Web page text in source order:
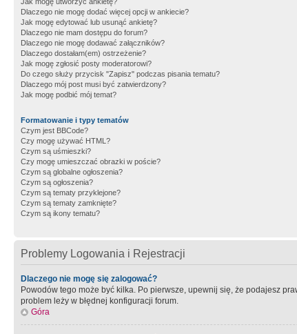
Dlaczego nie mogę dodać więcej opcji w ankiecie?
Jak mogę edytować lub usunąć ankietę?
Dlaczego nie mam dostępu do forum?
Dlaczego nie mogę dodawać załączników?
Dlaczego dostałam(em) ostrzeżenie?
Jak mogę zgłosić posty moderatorowi?
Do czego służy przycisk "Zapisz" podczas pisania tematu?
Dlaczego mój post musi być zatwierdzony?
Jak mogę podbić mój temat?
Formatowanie i typy tematów
Czym jest BBCode?
Czy mogę używać HTML?
Czym są uśmieszki?
Czy mogę umieszczać obrazki w poście?
Czym są globalne ogłoszenia?
Czym są ogłoszenia?
Czym są tematy przyklejone?
Czym są tematy zamknięte?
Czym są ikony tematu?
Problemy Logowania i Rejestracji
Dlaczego nie mogę się zalogować?
Powodów tego może być kilka. Po pierwsze, upewnij się, że podajesz
problem leży w błędnej konfiguracji forum.
Góra